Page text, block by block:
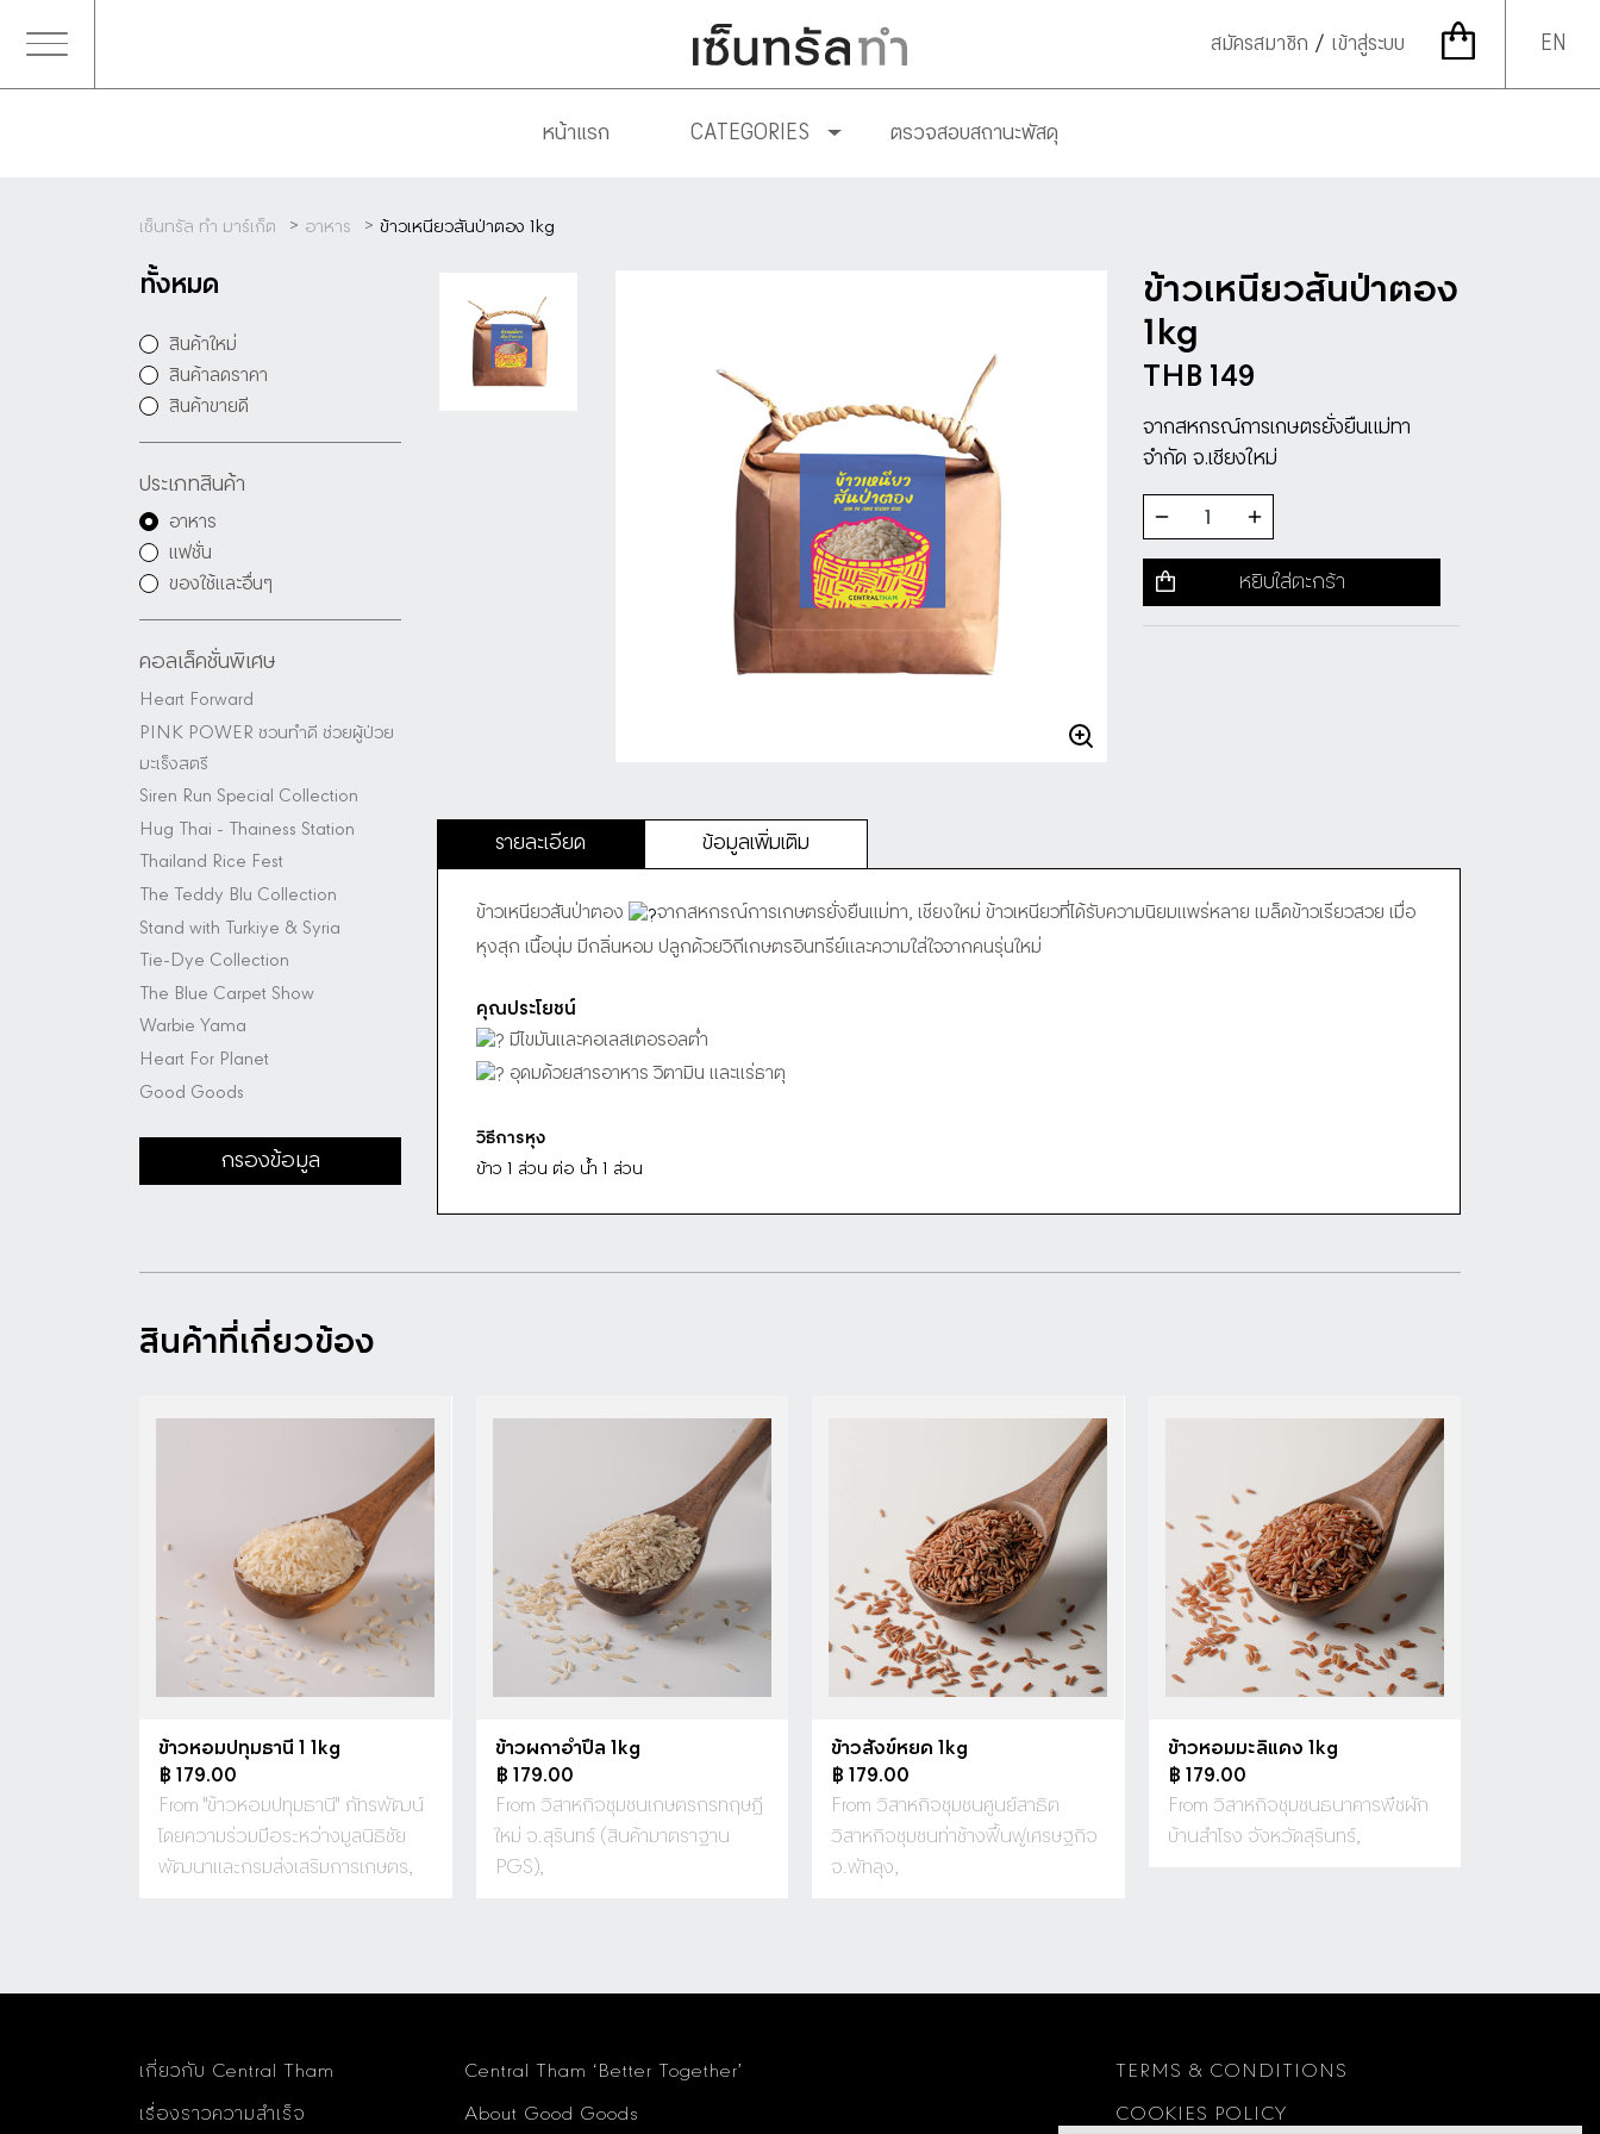
สมัครสมาชิก / เข้าสู่ระบบ EN
หน้าแรก CATEGORIES ตรวจสอบสถานะพัสดุ
เซ็นทรัล ทำ มาร์เก็ต อาหาร ข้าวเหนียวสันป่าตอง 1kg
ทั้งหมด
สินค้าใหม่
สินค้าลดราคา
สินค้าขายดี
ประเภทสินค้า
อาหาร
แฟชั่น
ของใช้และอื่นๆ
คอลเล็คชั่นพิเศษ
Heart Forward
PINK POWER ชวนทำดี ช่วยผู้ป่วย
มะเร็งสตรี
Siren Run Special Collection
Hug Thai - Thainess Station
Thailand Rice Fest
The Teddy Blu Collection
Stand with Turkiye & Syria
Tie-Dye Collection
The Blue Carpet Show
Warbie Yama
Heart For Planet
Good Goods
กรองข้อมูล
ข้าวเหนียวสันป่าตอง
1kg
THB 149
จากสหกรณ์การเกษตรยั่งยืนแม่ทา
จำกัด จ.เชียงใหม่
หยิบใส่ตะกร้า
รายละเอียด ข้อมูลเพิ่มเติม
ข้าวเหนียวสันป่าตอง
จากสหกรณ์การเกษตรยั่งยืนแม่ทา, เชียงใหม่ ข้าวเหนียวที่ได้รับความนิยมแพร่หลาย เมล็ดข้าวเรียวสวย เมื่อ
หุงสุก เนื้อนุ่ม มีกลิ่นหอม ปลูกด้วยวิถีเกษตรอินทรีย์และความใส่ใจจากคนรุ่นใหม่
คุณประโยชน์
มีไขมันและคอเลสเตอรอลต่ำ
อุดมด้วยสารอาหาร วิตามิน และแร่ธาตุ
วิธีการหุง
ข้าว 1 ส่วน ต่อ น้ำ 1 ส่วน
สินค้าที่เกี่ยวข้อง
ข้าวหอมปทุมธานี 1 1kg
฿ 179.00
From "ข้าวหอมปทุมธานี" ภัทรพัฒน์
โดยความร่วมมือระหว่างมูลนิธิชัย
พัฒนาและกรมส่งเสริมการเกษตร,
ดูรายละเอียด
ข้าวผกาอำปึล 1kg
฿ 179.00
From วิสาหกิจชุมชนเกษตรกรทฤษฎี
ใหม่ จ.สุรินทร์ (สินค้ามาตราฐาน
PGS),
ข้าวสังข์หยด 1kg
฿ 179.00
From วิสาหกิจชุมชนศูนย์สาธิต
วิสาหกิจชุมชนท่าช้างฟื้นฟูเศรษฐกิจ
จ.พัทลุง,
ข้าวหอมมะลิแดง 1kg
฿ 179.00
From วิสาหกิจชุมชนธนาคารพืชผัก
บ้านสำโรง จังหวัดสุรินทร์,
เกี่ยวกับ Central Tham
เรื่องราวความสำเร็จ
Central Tham ‘Better Together’
About Good Goods
TERMS & CONDITIONS
COOKIES POLICY